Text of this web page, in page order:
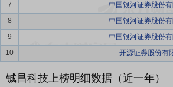
7
中国银河证券股份
8
中国银河证券股份
9
中国银河证券股份
10
开源证券股份有
铖昌科技上榜明细数据（近一年）